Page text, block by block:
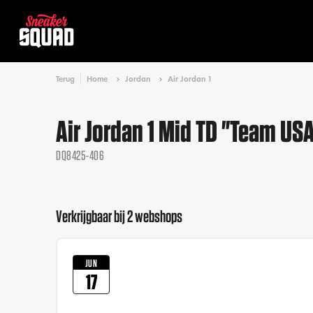
Terug Home Jordan Air Jordan 1
Air Jordan 1 Mid TD "Team
DQ8425-406
Verkrijgbaar bij 2 webshops
JUN
17